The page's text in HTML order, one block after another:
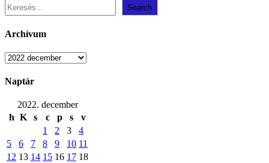
Search
Archívum
Archívum
Naptár
2022. december
h K s c p s
v
1
2 3
4
5
6 7 8 9 10 11
12 13 14 15 16 17 18